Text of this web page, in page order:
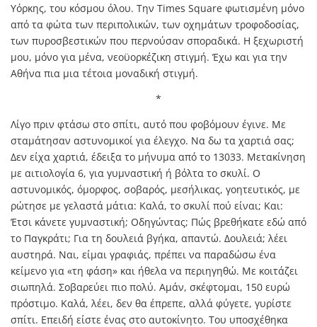
Υόρκης, του κόσμου όλου. Την Times Square φωτισμένη μόνο
από τα φώτα των περιπολικών, των οχημάτων τροφοδοσίας,
των πυροσβεστικών που περνούσαν σποραδικά. Η ξεχωριστή
μου, μόνο για μένα, νεοϋορκέζικη στιγμή. Έχω και για την
Αθήνα πια μια τέτοια μοναδική στιγμή.
*
Λίγο πριν φτάσω στο σπίτι, αυτό που φοβόμουν έγινε. Με
σταμάτησαν αστυνομικοί για έλεγχο. Να δω τα χαρτιά σας;
Δεν είχα χαρτιά, έδειξα το μήνυμα από το 13033. Μετακίνηση
με αιτιολογία 6, για γυμναστική ή βόλτα το σκυλί. Ο
αστυνομικός, όμορφος, σοβαρός, μεσήλικας, γοητευτικός, με
ρώτησε με γελαστά μάτια: Καλά, το σκυλί πού είναι; Και:
Έτσι κάνετε γυμναστική; Οδηγώντας; Πώς βρεθήκατε εδώ από
το Παγκράτι; Για τη δουλειά βγήκα, απαντώ. Δουλειά; λέει
αυστηρά. Ναι, είμαι γραφιάς, πρέπει να παραδώσω ένα
κείμενο για «τη φάση» και ήθελα να περιηγηθώ. Με κοιτάζει
σιωπηλά. Σοβαρεύει πιο πολύ. Αμάν, σκέφτομαι, 150 ευρώ
πρόστιμο. Καλά, λέει, δεν θα έπρεπε, αλλά φύγετε, γυρίστε
σπίτι. Επειδή είστε ένας στο αυτοκίνητο. Του υποσχέθηκα